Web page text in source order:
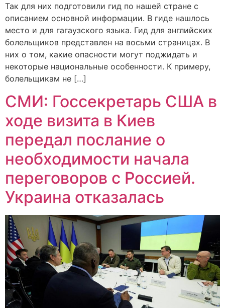
Так для них подготовили гид по нашей стране с
описанием основной информации. В гиде нашлось
место и для гагаузского языка. Гид для английских
болельщиков представлен на восьми страницах. В
них о том, какие опасности могут поджидать и
некоторые национальные особенности. К примеру,
болельщикам не […]
СМИ: Госсекретарь США в
ходе визита в Киев
передал послание о
необходимости начала
переговоров с Россией.
Украина отказалась